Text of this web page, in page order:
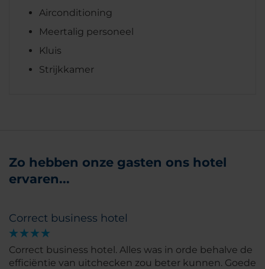
Airconditioning
Meertalig personeel
Kluis
Strijkkamer
Zo hebben onze gasten ons hotel
ervaren...
Correct business hotel
Correct business hotel. Alles was in orde behalve de
efficiëntie van uitchecken zou beter kunnen. Goede